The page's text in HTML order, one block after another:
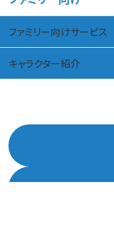
ファミリー向けサービス
キャラクター紹介